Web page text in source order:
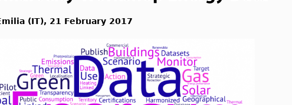
(IT), 21 February 2017